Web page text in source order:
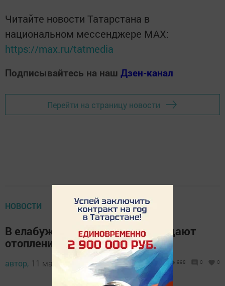
Читайте новости Татарстана в
национальном мессенджере MАХ:
https://max.ru/tatmedia
Подписывайтесь на наш Дзен-канал
Перейти на страницу новости
НОВОСТИ
В елабужские детсады возвращают
отопление
автор, 11 мая 2017 - 07:28 998 0 0